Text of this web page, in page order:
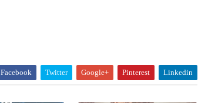
Facebook Twitter Google+ Pinterest Linkedin